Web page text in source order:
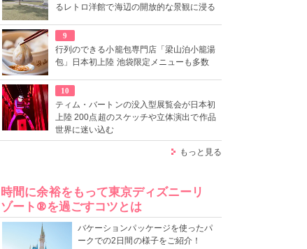
るレトロ洋館で海辺の開放的な景観に浸る
9
行列のできる小籠包専門店「梁山泊小籠湯
包」日本初上陸 池袋限定メニューも多数
10
ティム・バートンの没入型展覧会が日本初
上陸 200点超のスケッチや立体演出で作品
世界に迷い込む
もっと見る
時間に余裕をもって東京ディズニーリ
ゾート®を過ごすコツとは
バケーションパッケージを使ったパ
ークでの2日間の様子をご紹介！